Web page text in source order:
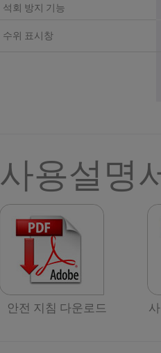
석회 방지 기능
수위 표시창
사용설명
안전 지침 다운로드